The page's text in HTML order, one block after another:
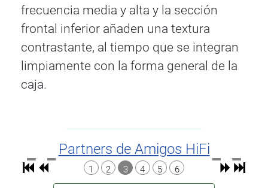
frecuencia media y alta y la sección
frontal inferior añaden una textura
contrastante, al tiempo que se integran
limpiamente con la forma general de la
caja.
Partners de Amigos HiFi
1 2 3 4 5 6